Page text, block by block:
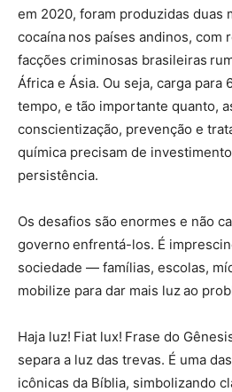
em 2020, foram produzidas duas
cocaína nos países andinos, com
facções criminosas brasileiras
África e Ásia. Ou seja, carga para
tempo, e tão importante quanto,
conscientização, prevenção e
química precisam de
persistência.
Os desafios são enormes e não
governo enfrentá-los. É
sociedade — famílias, escolas,
mobilize para dar mais luz ao
Haja luz! Fiat lux! Frase do
separa a luz das trevas. É uma
icônicas da Bíblia, simbolizando